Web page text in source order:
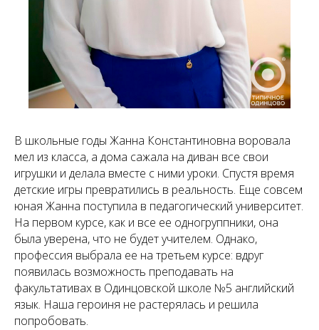
В школьные годы Жанна Константиновна воровала
мел из класса, а дома сажала на диван все свои
игрушки и делала вместе с ними уроки. Спустя время
детские игры превратились в реальность. Еще совсем
юная Жанна поступила в педагогический университет.
На первом курсе, как и все ее одногруппники, она
была уверена, что не будет учителем. Однако,
профессия выбрала ее на третьем курсе: вдруг
появилась возможность преподавать на
факультативах в Одинцовской школе №5 английский
язык. Наша героиня не растерялась и решила
попробовать.